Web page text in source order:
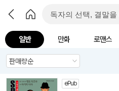
일반 만화 로맨스
ePub